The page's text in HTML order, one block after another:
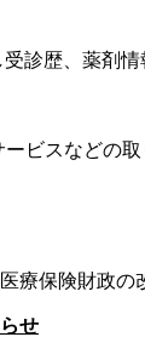
診歴、薬剤
ビスなどの
療保険財政
せ